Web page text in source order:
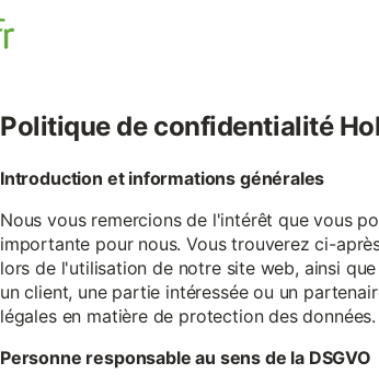
Politique de confidentialité
Introduction et informations générales
Nous vous remercions de l'intérêt que vous
importante pour nous. Vous trouverez ci-
lors de l'utilisation de notre site web, ainsi
un client, une partie intéressée ou un
légales en matière de protection des données.
Personne responsable au sens de la DSGVO